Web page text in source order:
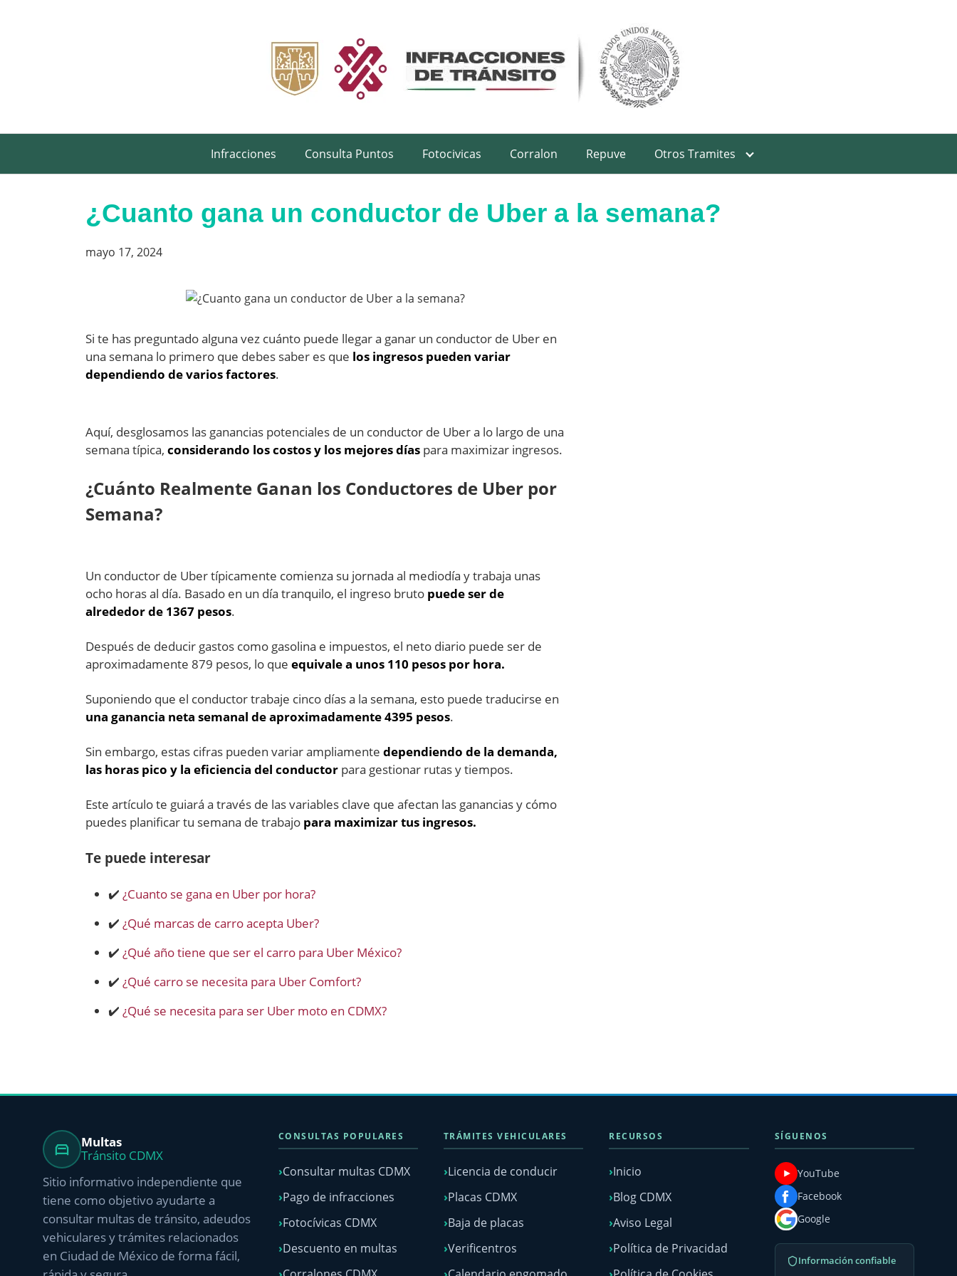
Infracciones Consulta Puntos Fotocivicas Corralon Repuve Otros Tramites
¿Cuanto gana un conductor de Uber a la semana?
mayo 17, 2024
Si te has preguntado alguna vez cuánto puede llegar a ganar un conductor de Uber en
una semana lo primero que debes saber es que los ingresos pueden variar
dependiendo de varios factores.
Aquí, desglosamos las ganancias potenciales de un conductor de Uber a lo largo de una
semana típica, considerando los costos y los mejores días para maximizar ingresos.
¿Cuánto Realmente Ganan los Conductores de Uber por
Semana?
Un conductor de Uber típicamente comienza su jornada al mediodía y trabaja unas
ocho horas al día. Basado en un día tranquilo, el ingreso bruto puede ser de
alrededor de 1367 pesos.
Después de deducir gastos como gasolina e impuestos, el neto diario puede ser de
aproximadamente 879 pesos, lo que equivale a unos 110 pesos por hora.
Suponiendo que el conductor trabaje cinco días a la semana, esto puede traducirse en
una ganancia neta semanal de aproximadamente 4395 pesos.
Sin embargo, estas cifras pueden variar ampliamente dependiendo de la demanda,
las horas pico y la eficiencia del conductor para gestionar rutas y tiempos.
Este artículo te guiará a través de las variables clave que afectan las ganancias y cómo
puedes planificar tu semana de trabajo para maximizar tus ingresos.
Te puede interesar
✔️ ¿Cuanto se gana en Uber por hora?
✔️ ¿Qué marcas de carro acepta Uber?
✔️ ¿Qué año tiene que ser el carro para Uber México?
✔️ ¿Qué carro se necesita para Uber Comfort?
✔️ ¿Qué se necesita para ser Uber moto en CDMX?
Multas
Tránsito CDMX
Sitio informativo independiente que
tiene como objetivo ayudarte a
consultar multas de tránsito, adeudos
vehiculares y trámites relacionados
en Ciudad de México de forma fácil,
CONSULTAS POPULARES
Consultar multas CDMX
Pago de infracciones
Fotocívicas CDMX
Descuento en multas
TRÁMITES VEHICULARES
Licencia de conducir
Placas CDMX
Baja de placas
Verificentros
RECURSOS
Inicio
Blog CDMX
Aviso Legal
Política de Privacidad
SÍGUENOS
YouTube
Facebook
Google
Información confiable